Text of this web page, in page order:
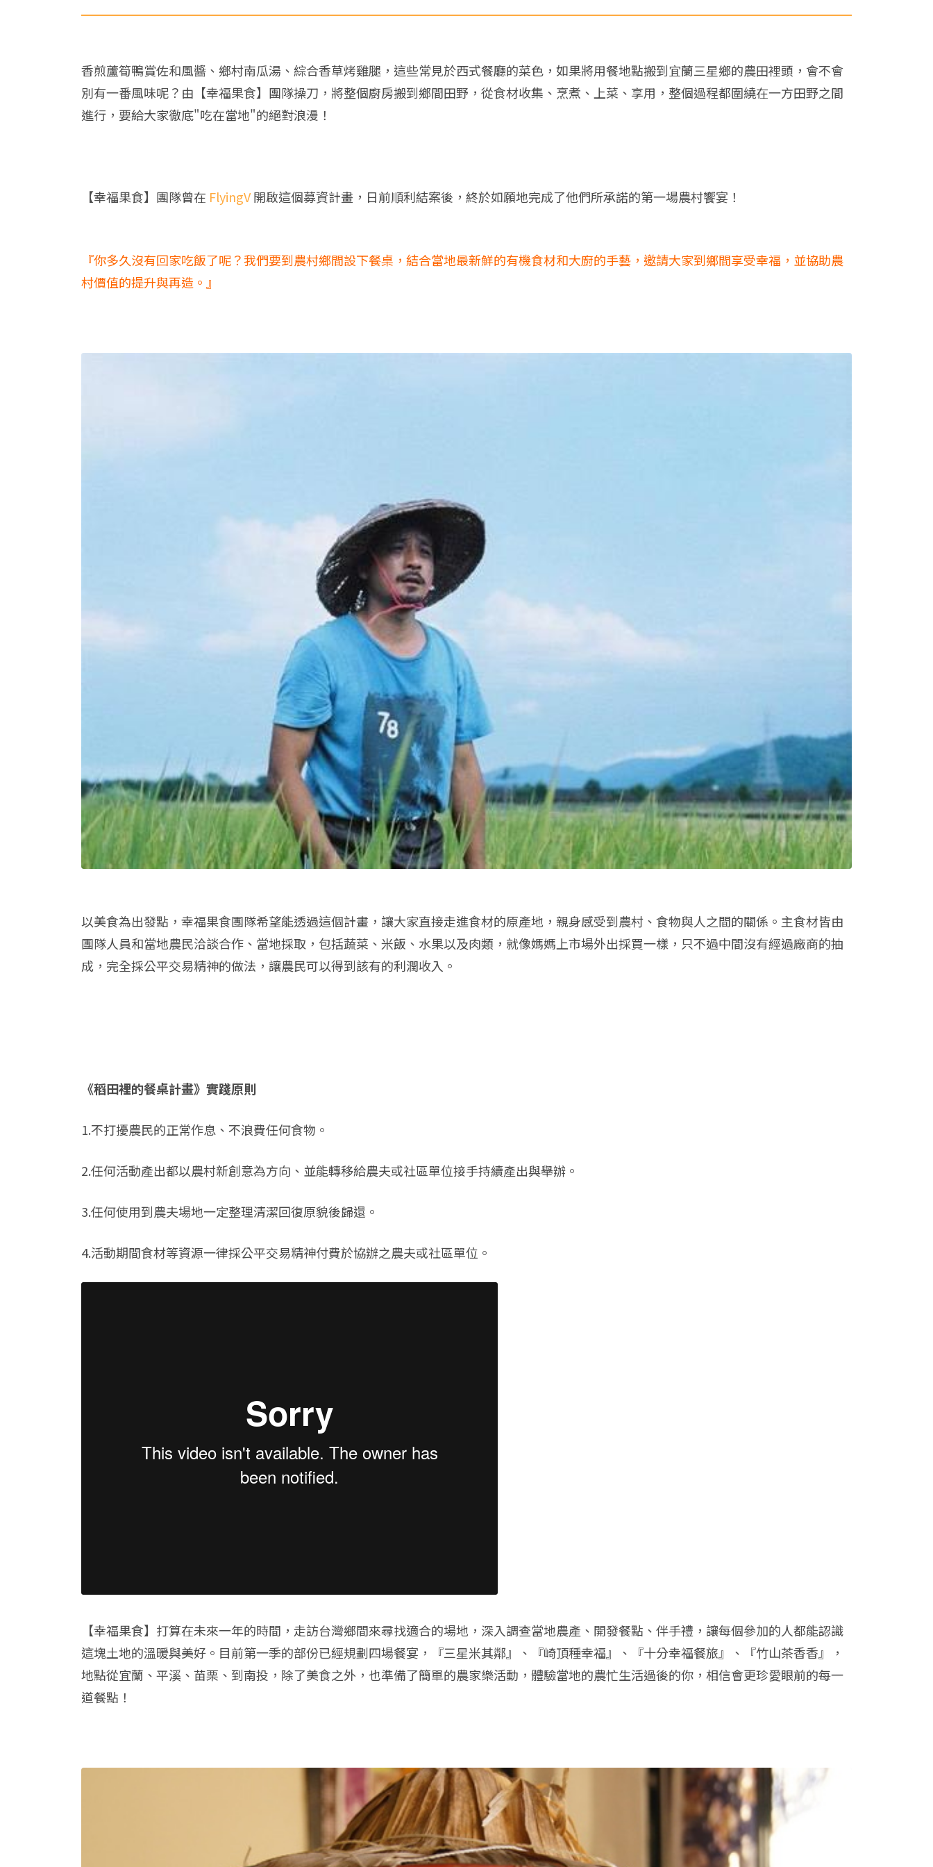
香煎蘆筍鴨賞佐和風醬、鄉村南瓜湯、綜合香草烤雞腿，這些常見於西式餐廳的菜色，如果將用餐地點搬到宜蘭三星鄉的農田裡頭，會不會
別有一番風味呢？由【幸福果食】團隊操刀，將整個廚房搬到鄉間田野，從食材收集、烹煮、上菜、享用，整個過程都圍繞在一方田野之間
進行，要給大家徹底"吃在當地"的絕對浪漫！
【幸福果食】團隊曾在 FlyingV開啟這個募資計畫，日前順利結案後，終於如願地完成了他們所承諾的第一場農村饗宴！
『你多久沒有回家吃飯了呢？我們要到農村鄉間設下餐桌，結合當地最新鮮的有機食材和大廚的手藝，邀請大家到鄉間享受幸福，並協助農
村價值的提升與再造。』
以美食為出發點，幸福果食團隊希望能透過這個計畫，讓大家直接走進食材的原產地，親身感受到農村、食物與人之間的關係。主食材皆由
團隊人員和當地農民洽談合作、當地採取，包括蔬菜、米飯、水果以及肉類，就像媽媽上市場外出採買一樣，只不過中間沒有經過廠商的抽
成，完全採公平交易精神的做法，讓農民可以得到該有的利潤收入。
《稻田裡的餐桌計畫》實踐原則
1.不打擾農民的正常作息、不浪費任何食物。
2.任何活動產出都以農村新創意為方向、並能轉移給農夫或社區單位接手持續產出與舉辦。
3.任何使用到農夫場地一定整理清潔回復原貌後歸還。
4.活動期間食材等資源一律採公平交易精神付費於協辦之農夫或社區單位。
【幸福果食】打算在未來一年的時間，走訪台灣鄉間來尋找適合的場地，深入調查當地農產、開發餐點、伴手禮，讓每個參加的人都能認識
這塊土地的溫暖與美好。目前第一季的部份已經規劃四場餐宴，『三星米其鄰』、『崎頂種幸福』、『十分幸福餐旅』、『竹山茶香香』，
地點從宜蘭、平溪、苗栗、到南投，除了美食之外，也準備了簡單的農家樂活動，體驗當地的農忙生活過後的你，相信會更珍愛眼前的每一
道餐點！